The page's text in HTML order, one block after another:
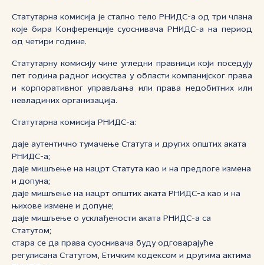
Статутарна комисија је стално тело РНИДС-а од три члана
које бира Конференције суоснивача РНИДС-а на период
од четири године.
Статутарну комисију чине угледни правници који поседују
пет година радног искуства у области компанијског права
и корпоративног управљања или права недобитних или
невладиних организација.
Статутарна комисија РНИДС-а:
даје аутентично тумачење Статута и других општих аката
РНИДС-а;
даје мишљење на нацрт Статута као и на предлоге измена
и допуна;
даје мишљење на нацрт општих аката РНИДС-а као и на
њихове измене и допуне;
даје мишљење о усклађености аката РНИДС-а са
Статутом;
стара се да права суоснивача буду одговарајуће
регулисана Статутом, Етичким кодексом и другима актима